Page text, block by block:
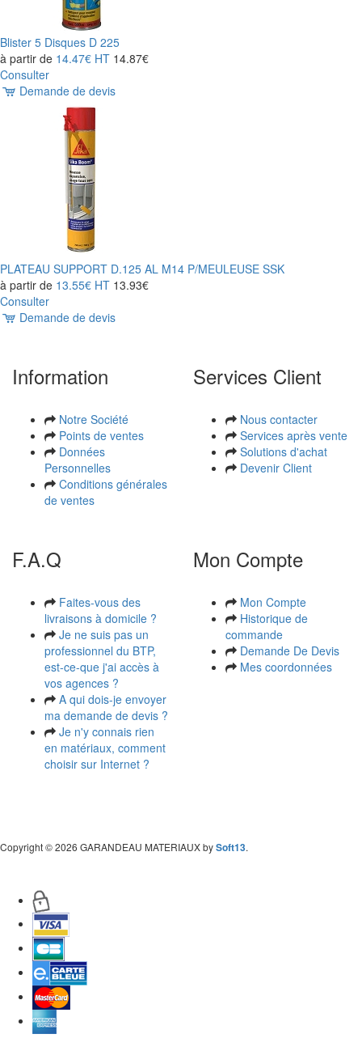
Blister 5 Disques D 225
à partir de 14.47€ HT 14.87€
Consulter
Demande de devis
PLATEAU SUPPORT D.125 AL M14 P/MEULEUSE SSK
à partir de 13.55€ HT 13.93€
Consulter
Demande de devis
Information
Notre Société
Points de ventes
Données
Personnelles
Conditions générales
de ventes
Services Client
Nous contacter
Services après vente
Solutions d'achat
Devenir Client
F.A.Q
Faites-vous des
livraisons à domicile ?
Je ne suis pas un
professionnel du BTP,
est-ce-que j'ai accès à
vos agences ?
A qui dois-je envoyer
ma demande de devis ?
Je n'y connais rien
en matériaux, comment
choisir sur Internet ?
Mon Compte
Mon Compte
Historique de
commande
Demande De Devis
Mes coordonnées
Copyright© 2026 GARANDEAU MATERIAUX bySoft13.